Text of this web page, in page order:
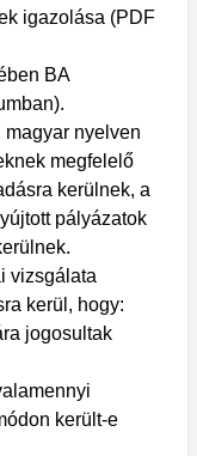
igazolása (PDF
BA
nyelven
megfelelő
kerülnek, a
pályázatok
vizsgálata
kerül, hogy:
jogosultak
került-e